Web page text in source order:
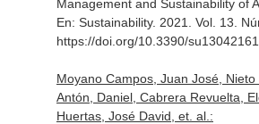
Management and Sustainability of
En: Sustainability. 2021. Vol. 13.
https://doi.org/10.3390/su13042161
Moyano Campos, Juan José, Nieto
Antón, Daniel, Cabrera Revuelta,
Huertas, José David, et. al.: